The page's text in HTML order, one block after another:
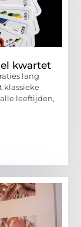
kwartet
lang
klassieke
leeftijden,